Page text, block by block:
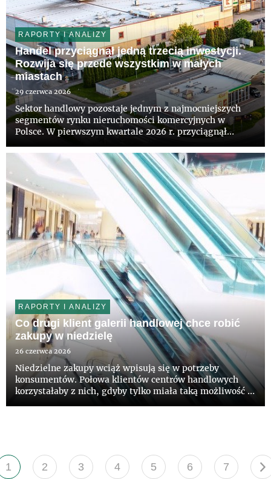
RAPORTY I ANALIZY
Handel przyciągnął jedną trzecią inwestycji.
Rozwija się przede wszystkim w małych
miastach
29 czerwca 2026
Sektor handlowy pozostaje jednym z najmocniejszych
segmentów rynku nieruchomości komercyjnych w
Polsce. W pierwszym kwartale 2026 r. przyciągnął
osiągając wolumen blisko 320 mln euro. Najbardziej
intensywny rozwój wida...
RAPORTY I ANALIZY
Co drugi klient galerii handlowej chce robić
zakupy w niedzielę
26 czerwca 2026
Niedzielne zakupy wciąż wpisują się w potrzeby
konsumentów. Połowa klientów centrów handlowych
korzystałaby z nich, gdyby tylko miała taką możliwość –
1 2 3 4 5 6 7